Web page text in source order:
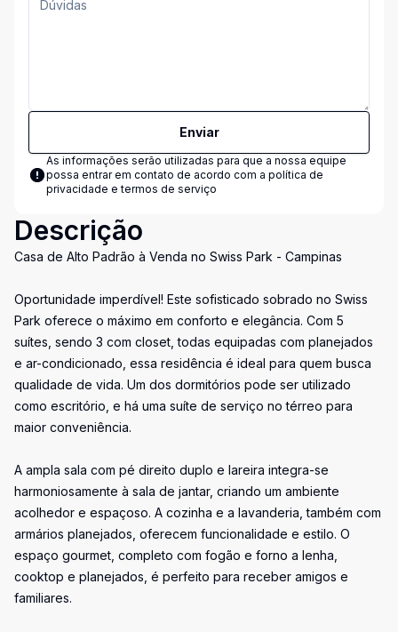
Enviar
As informações serão utilizadas para que a nossa equipe
possa entrar em contato de acordo com a política de
privacidade e termos de serviço
Descrição
Casa de Alto Padrão à Venda no Swiss Park - Campinas
Oportunidade imperdível! Este sofisticado sobrado no Swiss
Park oferece o máximo em conforto e elegância. Com 5
suítes, sendo 3 com closet, todas equipadas com planejados
e ar-condicionado, essa residência é ideal para quem busca
qualidade de vida. Um dos dormitórios pode ser utilizado
como escritório, e há uma suíte de serviço no térreo para
maior conveniência.
A ampla sala com pé direito duplo e lareira integra-se
harmoniosamente à sala de jantar, criando um ambiente
acolhedor e espaçoso. A cozinha e a lavanderia, também com
armários planejados, oferecem funcionalidade e estilo. O
espaço gourmet, completo com fogão e forno a lenha,
cooktop e planejados, é perfeito para receber amigos e
familiares.